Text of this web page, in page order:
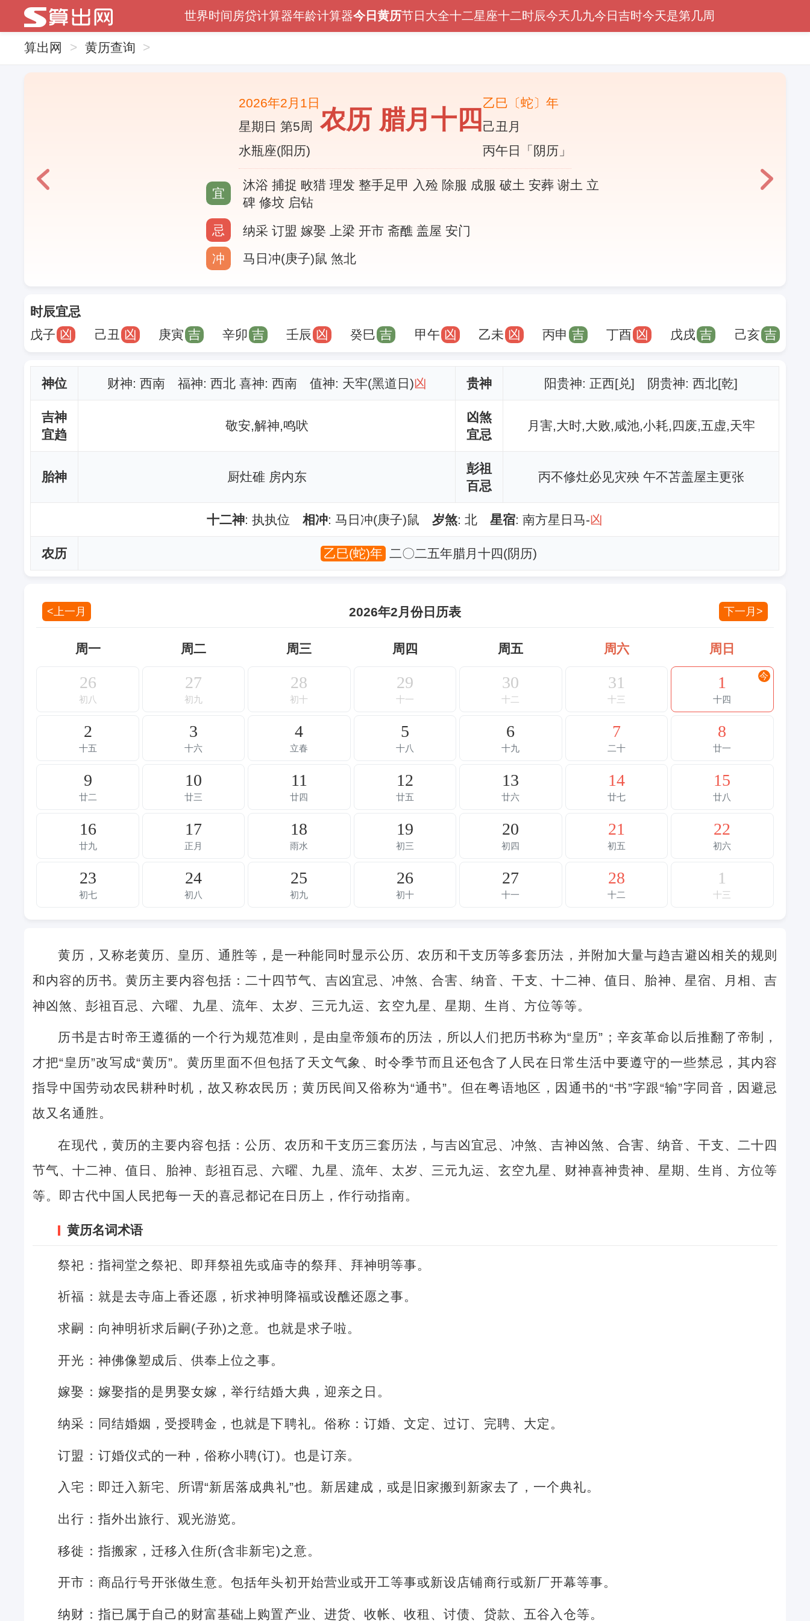
世界时间 房贷计算器年龄计算器今日黄历节日大全十二星座十二时辰今天几九今日吉时今天是第几周
算出网 > 黄历查询 >
2026年2月1日
星期日 第5周
水瓶座(阳历)
农历 腊月十四
乙巳〔蛇〕年
己丑月
丙午日「阴历」
宜
沐浴 捕捉 畋猎 理发 整手足甲 入殓 除服 成服 破土 安葬 谢土 立
碑 修坟 启钻
忌
纳采 订盟 嫁娶 上梁 开市 斋醮 盖屋 安门
冲
马日冲(庚子)鼠 煞北
时辰宜忌
戊子 凶 己丑 凶 庚寅 吉 辛卯 吉 壬辰 凶 癸巳 吉 甲午 凶 乙未 凶 丙申 吉 丁酉 凶 戊戌 吉 己亥 吉
神位 财神: 西南 福神: 西北 喜神: 西南 值神: 天牢(黑道日)凶 贵神 阳贵神: 正西[兑] 阴贵神: 西北[乾]
吉神
宜趋
敬安,解神,鸣吠
凶煞
宜忌
月害,大时,大败,咸池,小耗,四废,五虚,天牢
胎神 厨灶碓 房内东
彭祖
百忌
丙不修灶必见灾殃 午不苫盖屋主更张
十二神: 执执位相冲: 马日冲(庚子)鼠岁煞: 北星宿: 南方星日马-凶
农历 乙巳(蛇)年 二〇二五年腊月十四(阴历)
<上一月 2026年2月份日历表 下一月>
周一 周二 周三 周四 周五 周六 周日
26
初八
27
初九
28
初十
29
十一
30
十二
31
十三
1
十四
今
2
十五
3
十六
4
立春
5
十八
6
十九
7
二十
8
廿一
9
廿二
10
廿三
11
廿四
12
廿五
13
廿六
14
廿七
15
廿八
16
廿九
17
正月
18
雨水
19
初三
20
初四
21
初五
22
初六
23
初七
24
初八
25
初九
26
初十
27
十一
28
十二
1
十三
黄历，又称老黄历、皇历、通胜等，是一种能同时显示公历、农历和干支历等多套历法，并附加大量与趋吉避凶相关的规则
和内容的历书。黄历主要内容包括：二十四节气、吉凶宜忌、冲煞、合害、纳音、干支、十二神、值日、胎神、星宿、月相、吉
神凶煞、彭祖百忌、六曜、九星、流年、太岁、三元九运、玄空九星、星期、生肖、方位等等。
历书是古时帝王遵循的一个行为规范准则，是由皇帝颁布的历法，所以人们把历书称为“皇历”；辛亥革命以后推翻了帝制，
才把“皇历”改写成“黄历”。黄历里面不但包括了天文气象、时令季节而且还包含了人民在日常生活中要遵守的一些禁忌，其内容
指导中国劳动农民耕种时机，故又称农民历；黄历民间又俗称为“通书”。但在粤语地区，因通书的“书”字跟“输”字同音，因避忌
故又名通胜。
在现代，黄历的主要内容包括：公历、农历和干支历三套历法，与吉凶宜忌、冲煞、吉神凶煞、合害、纳音、干支、二十四
节气、十二神、值日、胎神、彭祖百忌、六曜、九星、流年、太岁、三元九运、玄空九星、财神喜神贵神、星期、生肖、方位等
等。即古代中国人民把每一天的喜忌都记在日历上，作行动指南。
黄历名词术语
祭祀：指祠堂之祭祀、即拜祭祖先或庙寺的祭拜、拜神明等事。
祈福：就是去寺庙上香还愿，祈求神明降福或设醮还愿之事。
求嗣：向神明祈求后嗣(子孙)之意。也就是求子啦。
开光：神佛像塑成后、供奉上位之事。
嫁娶：嫁娶指的是男娶女嫁，举行结婚大典，迎亲之日。
纳采：同结婚姻，受授聘金，也就是下聘礼。俗称：订婚、文定、过订、完聘、大定。
订盟：订婚仪式的一种，俗称小聘(订)。也是订亲。
入宅：即迁入新宅、所谓“新居落成典礼”也。新居建成，或是旧家搬到新家去了，一个典礼。
出行：指外出旅行、观光游览。
移徙：指搬家，迁移入住所(含非新宅)之意。
开市：商品行号开张做生意。包括年头初开始营业或开工等事或新设店铺商行或新厂开幕等事。
纳财：指已属于自己的财富基础上购置产业、进货、收帐、收租、讨债、贷款、五谷入仓等。